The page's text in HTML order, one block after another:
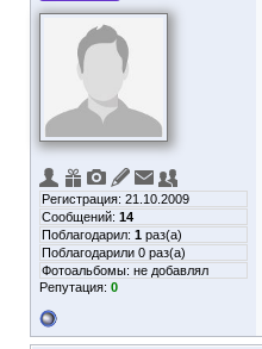
Регистрация: 21.10.2009
Сообщений: 14
Поблагодарил: 1 раз(а)
Поблагодарили 0 раз(а)
Фотоальбомы: не добавлял
Репутация: 0